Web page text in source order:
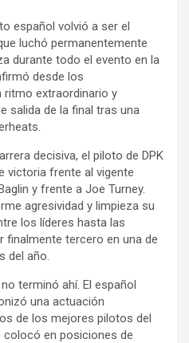
español volvió a ser el
luchó permanentemente
durante todo el evento en la
desde los
extraordinario y
salida de la final tras una
decisiva, el piloto de DPK
victoria frente al vigente
y frente a Joe Turney.
agresividad y limpieza su
los líderes hasta las
finalmente tercero en una de
del año.
terminó ahí. El español
una actuación
de los mejores pilotos del
colocó en posiciones de